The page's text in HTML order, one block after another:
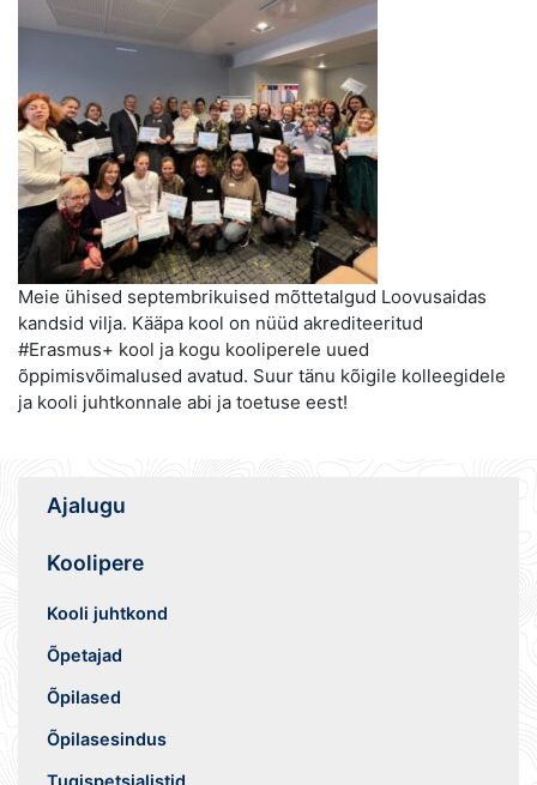
Meie ühised septembrikuised mõttetalgud Loovusaidas
kandsid vilja. Kääpa kool on nüüd akrediteeritud
#Erasmus+ kool ja kogu kooliperele uued
õppimisvõimalused avatud. Suur tänu kõigile kolleegidele
ja kooli juhtkonnale abi ja toetuse eest!
Ajalugu
Koolipere
Kooli juhtkond
Õpetajad
Õpilased
Õpilasesindus
Tugispetsialistid